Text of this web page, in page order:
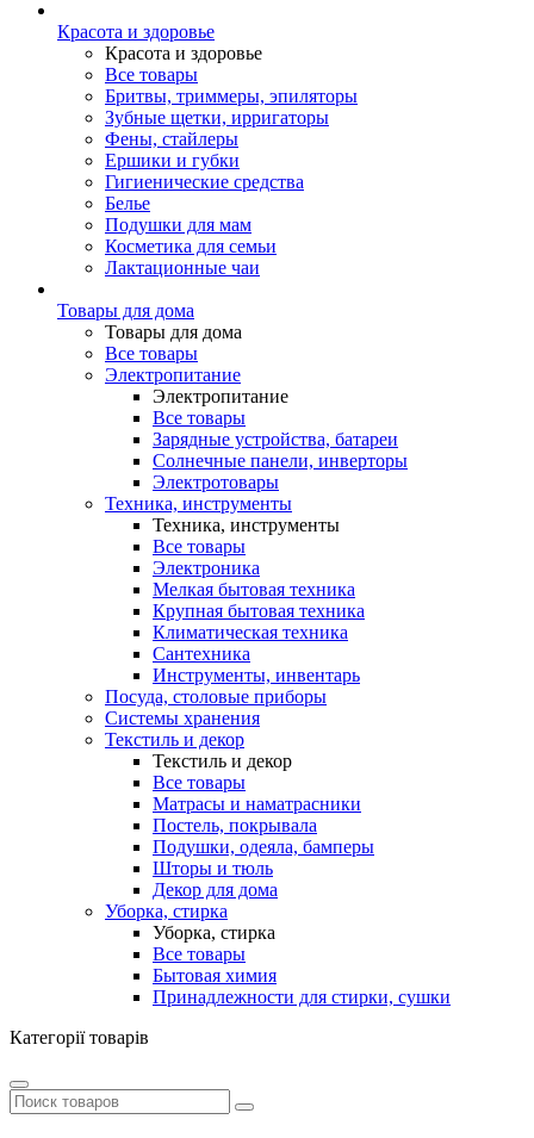
Красота и здоровье
Красота и здоровье
Все товары
Бритвы, триммеры, эпиляторы
Зубные щетки, ирригаторы
Фены, стайлеры
Ершики и губки
Гигиенические средства
Белье
Подушки для мам
Косметика для семьи
Лактационные чаи
Товары для дома
Товары для дома
Все товары
Электропитание
Электропитание
Все товары
Зарядные устройства, батареи
Солнечные панели, инверторы
Электротовары
Техника, инструменты
Техника, инструменты
Все товары
Электроника
Мелкая бытовая техника
Крупная бытовая техника
Климатическая техника
Сантехника
Инструменты, инвентарь
Посуда, столовые приборы
Системы хранения
Текстиль и декор
Текстиль и декор
Все товары
Матрасы и наматрасники
Постель, покрывала
Подушки, одеяла, бамперы
Шторы и тюль
Декор для дома
Уборка, стирка
Уборка, стирка
Все товары
Бытовая химия
Принадлежности для стирки, сушки
Категорії товарів